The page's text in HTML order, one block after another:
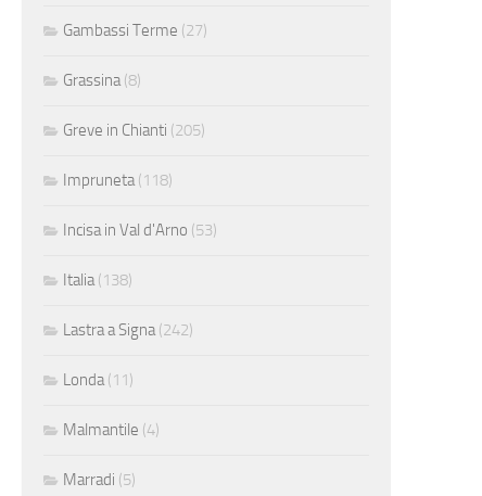
Gambassi Terme (27)
Grassina(8)
Greve in Chianti (205)
Impruneta(118)
Incisa in Val d'Arno (53)
Italia(138)
Lastra a Signa(242)
Londa(11)
Malmantile (4)
Marradi (5)